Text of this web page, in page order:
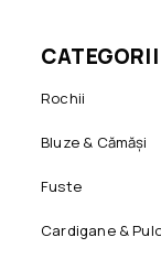
CATEGORII
Rochii
Bluze & Cămăși
Fuste
Cardigane &